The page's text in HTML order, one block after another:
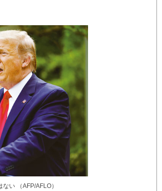
い （AFP/AFLO）